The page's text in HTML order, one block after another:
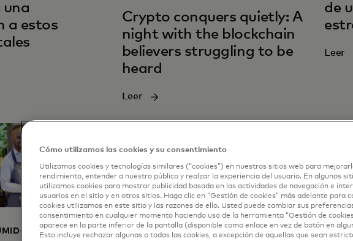
una
a estos
Crypto conquers quietly: A
night with the blockchain
believers struggling to be
heard
Leer
de
Leer
Leer
Cómo utilizamos las cookies y su consentimiento
Utilizamos cookies y tecnologías similares (“cookies”) en nuestros sitios web para
rendimiento, entender a nuestro público y realzar la experiencia del usuario. En algunos
utilizamos cookies para mostrar publicidad basada en las actividades de navegación e
usuarios en el sitio y en otros sitios. Haga clic en “Gestión de cookies” más adelante para
cookies utilizamos en este sitio y las razones de ello. Usted puede cambiar sus
consentimiento en cualquier momento haciendo uso de la herramienta “Gestión de
aparece en la parte inferior de la pantalla (disponible como enlace en vez de botón en
Esto incluye rechazar algunas o todas las cookies, a excepción de aquellas que sean